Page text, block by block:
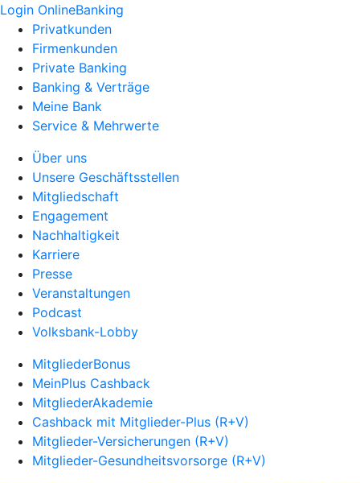
Login OnlineBanking
Privatkunden
Firmenkunden
Private Banking
Banking & Verträge
Meine Bank
Service & Mehrwerte
Über uns
Unsere Geschäftsstellen
Mitgliedschaft
Engagement
Nachhaltigkeit
Karriere
Presse
Veranstaltungen
Podcast
Volksbank-Lobby
MitgliederBonus
MeinPlus Cashback
MitgliederAkademie
Cashback mit Mitglieder-Plus (R+V)
Mitglieder-Versicherungen (R+V)
Mitglieder-Gesundheitsvorsorge (R+V)